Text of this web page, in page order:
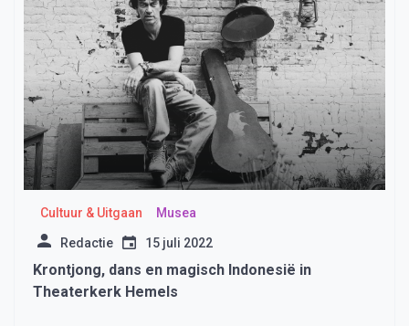
Cultuur & Uitgaan Musea
Redactie 15 juli 2022
Krontjong, dans en magisch Indonesië in
Theaterkerk Hemels